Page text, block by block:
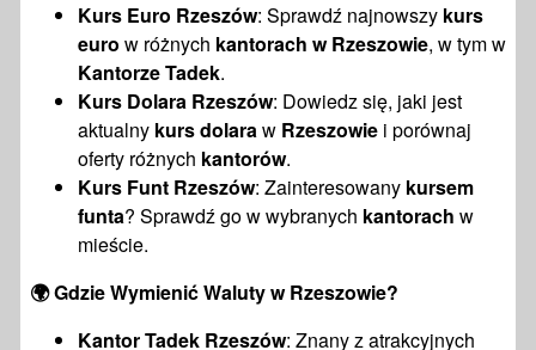
Kurs Euro Rzeszów: Sprawdź najnowszy kurs
euro w różnych kantorach w Rzeszowie, w tym w
Kantorze Tadek.
Kurs Dolara Rzeszów: Dowiedz się, jaki jest
aktualny kurs dolaraw Rzeszowie i porównaj
oferty różnych kantorów.
Kurs Funt Rzeszów: Zainteresowany kursem
funta? Sprawdź go w wybranych kantorach w
mieście.
🌍Gdzie Wymienić Waluty w Rzeszowie?
Kantor Tadek Rzeszów: Znany z atrakcyjnych